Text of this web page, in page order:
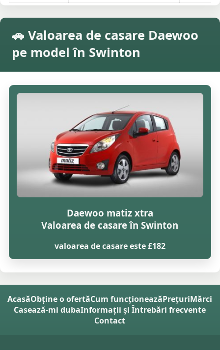
🚗 Valoarea de casare Daewoo
pe model în Swinton
Daewoo matiz xtra
Valoarea de casare în Swinton
valoarea de casare este £182
AcasăObține o ofertăCum funcționeazăPrețuriMărci
Casează-mi dubaInformații și Întrebări frecvente
Contact